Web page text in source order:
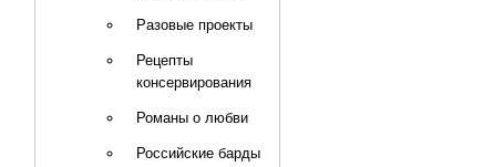
Разовые проекты
Рецепты
консервирования
Романы о любви
Российские барды